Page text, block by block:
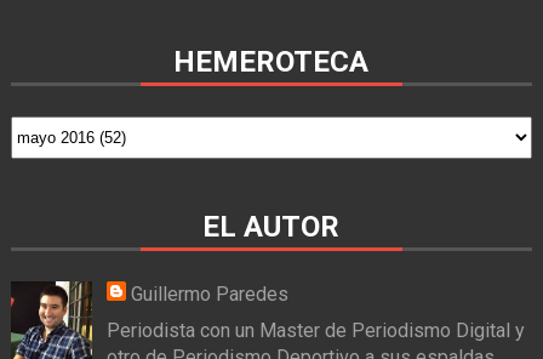
HEMEROTECA
EL AUTOR
Guillermo Paredes
Periodista con un Master de Periodismo Digital y